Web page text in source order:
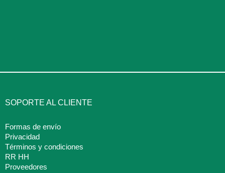
SOPORTE AL CLIENTE
Formas de envío
Privacidad
Términos y condiciones
RR HH
Proveedores